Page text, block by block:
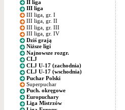
II liga
III liga
III liga, gr. I
III liga, gr. II
III liga, gr. III
III liga, gr. IV
Dziś grają
Niższe ligi
Najnowsze rozgr.
CLJ
CLJ U-17 (zachodnia)
CLJ U-17 (wschodnia)
Puchar Polski
Superpuchar
Puch. okręgowe
Europuchary
Liga Mistrzów